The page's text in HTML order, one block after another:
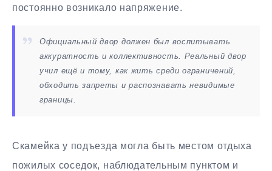
постоянно возникало напряжение.
Официальный двор должен был воспитывать
аккуратность и коллективность. Реальный двор
учил ещё и тому, как жить среди ограничений,
обходить запреты и распознавать невидимые
границы.
Скамейка у подъезда могла быть местом отдыха
пожилых соседок, наблюдательным пунктом и